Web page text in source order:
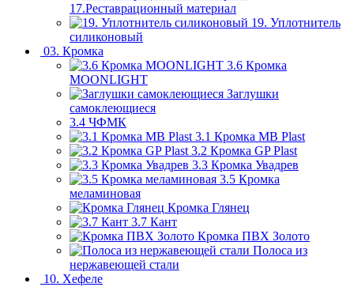
17.Реставрационный материал
19. Уплотнитель
силиконовый
03. Кромка
3.6 Кромка
MOONLIGHT
Заглушки
самоклеющиеся
3.4 ЧФМК
3.1 Кромка MB Plast
3.2 Кромка GP Plast
3.3 Кромка Увадрев
3.5 Кромка
меламиновая
Кромка Глянец
3.7 Кант
Кромка ПВХ Золото
Полоса из
нержавеющей стали
10. Хефеле